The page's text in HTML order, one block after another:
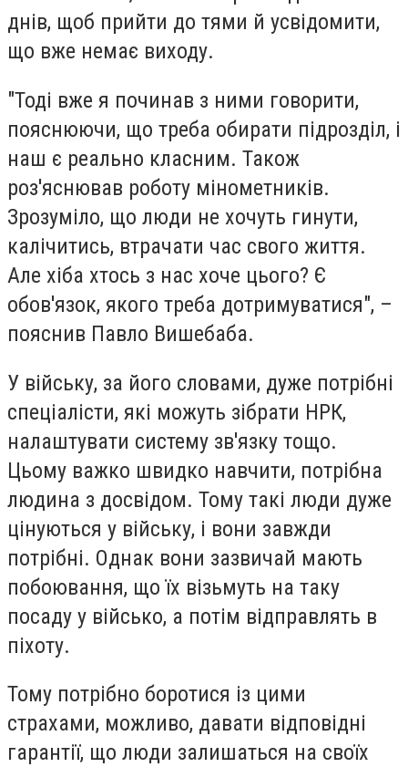
днів, щоб прийти до тями й усвідомити,
що вже немає виходу.
"Тоді вже я починав з ними говорити,
пояснюючи, що треба обирати підрозділ, і
наш є реально класним. Також
роз'яснював роботу мінометників.
Зрозуміло, що люди не хочуть гинути,
калічитись, втрачати час свого життя.
Але хіба хтось з нас хоче цього? Є
обов'язок, якого треба дотримуватися", –
пояснив Павло Вишебаба.
У війську, за його словами, дуже потрібні
спеціалісти, які можуть зібрати НРК,
налаштувати систему зв'язку тощо.
Цьому важко швидко навчити, потрібна
людина з досвідом. Тому такі люди дуже
цінуються у війську, і вони завжди
потрібні. Однак вони зазвичай мають
побоювання, що їх візьмуть на таку
посаду у військо, а потім відправлять в
піхоту.
Тому потрібно боротися із цими
страхами, можливо, давати відповідні
гарантії, що люди залишаться на своїх